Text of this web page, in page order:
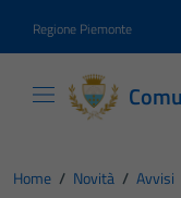
Regione Piemonte
Home / Novità / Avvisi